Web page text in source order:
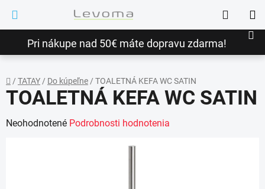
obsah
Pri nákupe nad 50€ máte dopravu zdarma!
Hľadať
Domov
/ TATAY/ Do kúpeľne/ TOALETNÁ KEFA WC SATIN
TOALETNÁ KEFA WC SATIN
Priemerné
Neohodnotené Podrobnosti hodnotenia